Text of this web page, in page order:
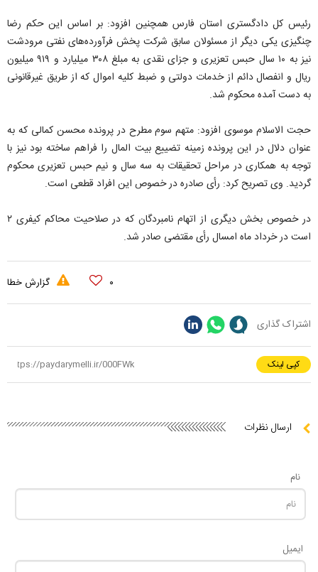
رئیس کل دادگستری استان فارس همچنین افزود: بر اساس این حکم رضا
چنگیزی یکی دیگر از مسئولان سابق شرکت پخش فرآورده‌های نفتی مرودشت
نیز به ۱۰ سال حبس تعزیری و جزای نقدی به مبلغ ۳۰۸ میلیارد و ۹۱۹ میلیون
ریال و انفصال دائم از خدمات دولتی و ضبط کلیه اموال که از طریق غیرقانونی
به دست آمده محکوم شد.
حجت الاسلام موسوی افزود: متهم سوم مطرح در پرونده محسن کمالی که به
عنوان دلال در این پرونده زمینه تضییع بیت المال را فراهم ساخته بود نیز با
توجه به همکاری در مراحل تحقیقات به سه سال و نیم حبس تعزیری محکوم
گردید. وی تصریح کرد: رأی صادره در خصوص این افراد قطعی است.
در خصوص بخش دیگری از اتهام نامبردگان که در صلاحیت محاکم کیفری ۲
است در خرداد ماه امسال رأی مقتضی صادر شد.
۰ گزارش خطا
اشتراک گذاری
کپی لینک
ارسال نظرات
نام
ایمیل